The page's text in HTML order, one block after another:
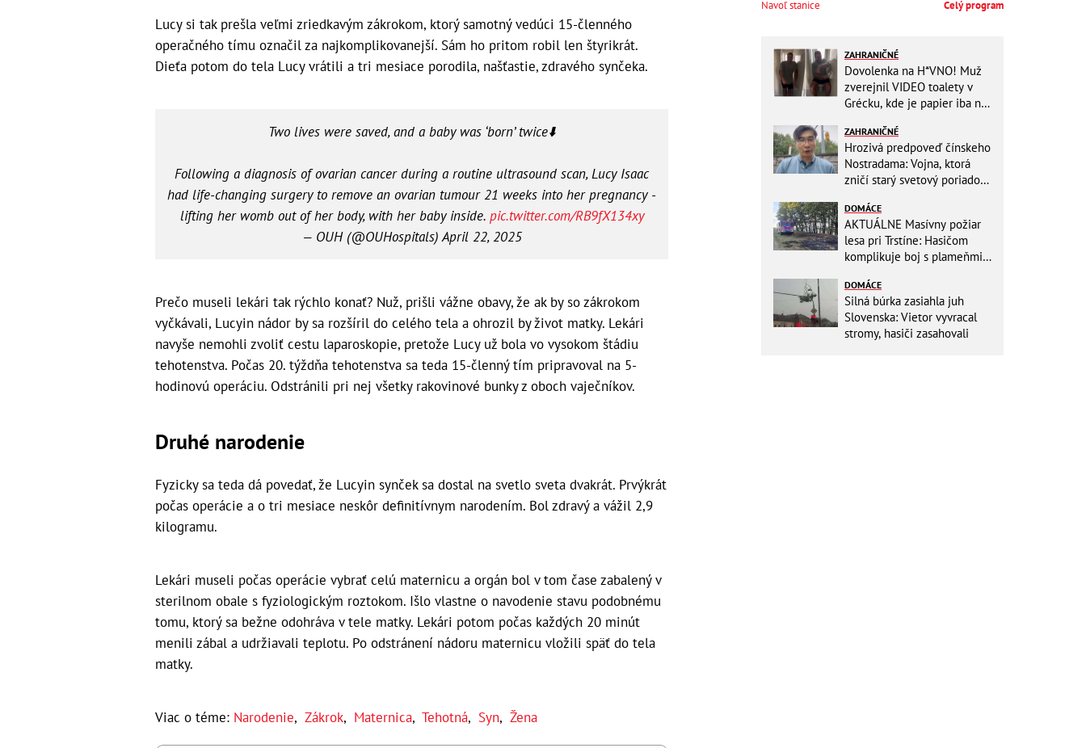
Lucy si tak prešla veľmi zriedkavým zákrokom, ktorý samotný vedúci 15-členného
operačného tímu označil za najkomplikovanejší. Sám ho pritom robil len štyrikrát.
Dieťa potom do tela Lucy vrátili a tri mesiace porodila, našťastie, zdravého synčeka.
Two lives were saved, and a baby was ‘born’ twice⬇️
Following a diagnosis of ovarian cancer during a routine ultrasound scan, Lucy Isaac
had life-changing surgery to remove an ovarian tumour 21 weeks into her pregnancy -
lifting her womb out of her body, with her baby inside. pic.twitter.com/RB9fX134xy
— OUH (@OUHospitals)April 22, 2025
Prečo museli lekári tak rýchlo konať? Nuž, prišli vážne obavy, že ak by so zákrokom
vyčkávali, Lucyin nádor by sa rozšíril do celého tela a ohrozil by život matky. Lekári
navyše nemohli zvoliť cestu laparoskopie, pretože Lucy už bola vo vysokom štádiu
tehotenstva. Počas 20. týždňa tehotenstva sa teda 15-členný tím pripravoval na 5-
hodinovú operáciu. Odstránili pri nej všetky rakovinové bunky z oboch vaječníkov.
Druhé narodenie
Fyzicky sa teda dá povedať, že Lucyin synček sa dostal na svetlo sveta dvakrát. Prvýkrát
počas operácie a o tri mesiace neskôr definitívnym narodením. Bol zdravý a vážil 2,9
kilogramu.
Lekári museli počas operácie vybrať celú maternicu a orgán bol v tom čase zabalený v
sterilnom obale s fyziologickým roztokom. Išlo vlastne o navodenie stavu podobnému
tomu, ktorý sa bežne odohráva v tele matky. Lekári potom počas každých 20 minút
menili zábal a udržiavali teplotu. Po odstránení nádoru maternicu vložili späť do tela
matky.
Viac o téme: Narodenie, Zákrok, Maternica, Tehotná, Syn, Žena
Navoľ stanice Celý program
ZAHRANIČNÉ
Dovolenka na H*VNO! Muž
zverejnil VIDEO toalety v
Grécku, kde je papier iba na
do kuchyne
ZAHRANIČNÉ
Hrozivá predpoveď čínskeho
Nostradama: Vojna, ktorá
zničí starý svetový poriadok!
DOMÁCE
AKTUÁLNE Masívny požiar
lesa pri Trstíne: Hasičom
komplikuje boj s plameňmi
smeruje vrtuľník
DOMÁCE
Silná búrka zasiahla juh
Slovenska: Vietor vyvracal
stromy, hasiči zasahovali